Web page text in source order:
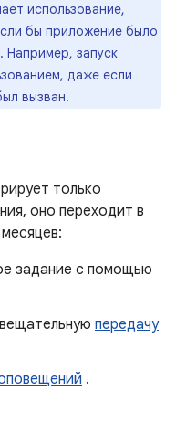
использование,
бы приложение было
Например, запуск
даже если
вызван.
только
оно переходит в
задание с помощью
передачу
.